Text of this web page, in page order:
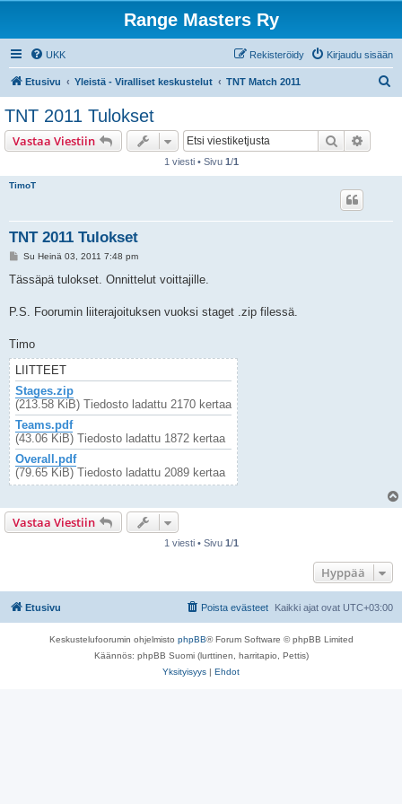
Range Masters Ry
UKK Kirjaudu sisään
Rekisteröidy
Etusivu Yleistä - Viralliset keskustelut TNT Match 2011
TNT 2011 Tulokset
Vastaa Viestiin Etsi
1 viesti • Sivu 1/1
TimoT
TNT 2011 Tulokset
V
e
i
Su Heinä 03, 2011 7:48 pm
Tässäpä tulokset. Onnittelut voittajille.
P.S. Foorumin liiterajoituksen vuoksi staget .zip filessä.
Timo
LIITTEET
Stages.zip
(213.58 KiB) Tiedosto ladattu 2170 kertaa
Teams.pdf
(43.06 KiB) Tiedosto ladattu 1872 kertaa
Overall.pdf
(79.65 KiB) Tiedosto ladattu 2089 kertaa
Vastaa Viestiin
1 viesti • Sivu 1/1
Hyppää
Etusivu Kaikki ajat ovat UTC+03:00
Poista evästeet
Keskustelufoorumin ohjelmisto phpBB® Forum Software © phpBB Limited
Käännös: phpBB Suomi (lurttinen, harritapio, Pettis)
Yksityisyys | Ehdot